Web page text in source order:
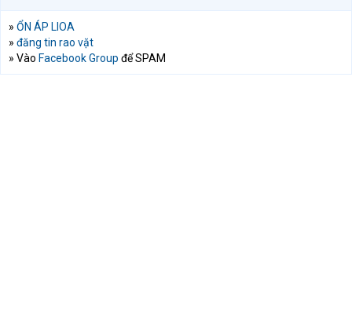
» ỔN ÁP LIOA
» đăng tin rao vặt
» Vào Facebook Group để SPAM